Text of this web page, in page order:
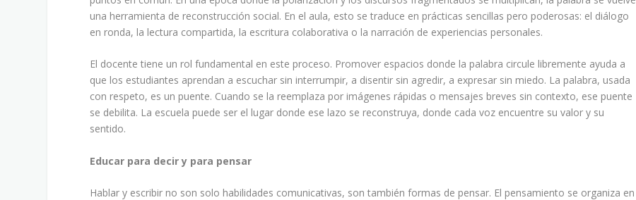
una herramienta de reconstrucción social. En el aula, esto se traduce en prácticas sencillas pero poderosas: el diálogo
en ronda, la lectura compartida, la escritura colaborativa o la narración de experiencias personales.
El docente tiene un rol fundamental en este proceso. Promover espacios donde la palabra circule libremente ayuda a
que los estudiantes aprendan a escuchar sin interrumpir, a disentir sin agredir, a expresar sin miedo. La palabra, usada
con respeto, es un puente. Cuando se la reemplaza por imágenes rápidas o mensajes breves sin contexto, ese puente
se debilita. La escuela puede ser el lugar donde ese lazo se reconstruya, donde cada voz encuentre su valor y su
sentido.
Educar para decir y para pensar
Hablar y escribir no son solo habilidades comunicativas, son también formas de pensar. El pensamiento se organiza en